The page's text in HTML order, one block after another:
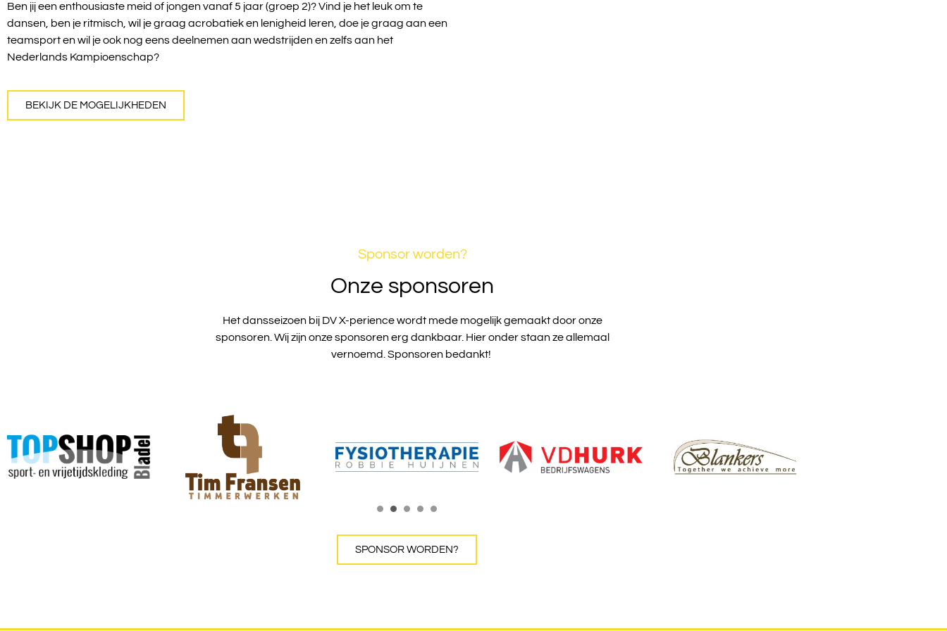
Ben jij een enthousiaste meid of jongen vanaf 5 jaar (groep 2)? Vind je het leuk om te
dansen, ben je ritmisch, wil je graag acrobatiek en lenigheid leren, doe je graag aan een
teamsport en wil je ook nog eens deelnemen aan wedstrijden en zelfs aan het
Nederlands Kampioenschap?
BEKIJK DE MOGELIJKHEDEN
Sponsor worden?
Onze sponsoren
Het dansseizoen bij DV X-perience wordt mede mogelijk gemaakt door onze
sponsoren. Wij zijn onze sponsoren erg dankbaar. Hier onder staan ze allemaal
vernoemd. Sponsoren bedankt!
SPONSOR WORDEN?